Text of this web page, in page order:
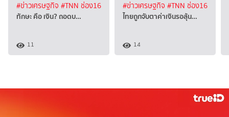
#ข่าวเศรษฐกิจ #TNN ช่อง16
ทักษะ คือ เงิน? ถอดบ…
11
#ข่าวเศรษฐกิจ #TNN ช่อง16
ไทยถูกจับตาค่าเงินรอลุ้น…
14